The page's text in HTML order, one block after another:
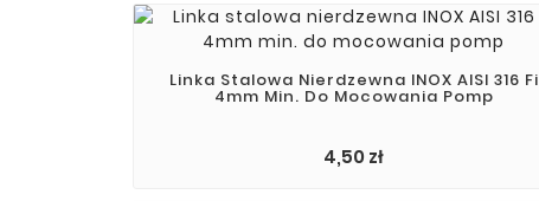
Linka Stalowa Nierdzewna INOX AISI 316 Fi
4mm Min. Do Mocowania Pomp
4,50 zł